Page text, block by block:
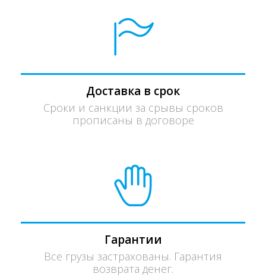
Доставка в срок
Сроки и санкции за срывы сроков
прописаны в договоре
Гарантии
Все грузы застрахованы. Гарантия
возврата денег.